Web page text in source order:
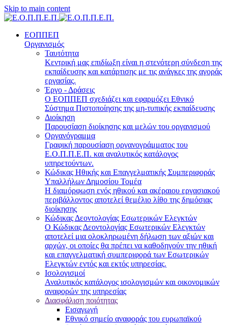
Skip to main content
ΕΟΠΠΕΠ
Οργανισμός
Ταυτότητα
Κεντρική μας επιδίωξη είναι η στενότερη σύνδεση της
εκπαίδευσης και κατάρτισης με τις ανάγκες της αγοράς
εργασίας.
Έργο - Δράσεις
Ο ΕΟΠΠΕΠ σχεδιάζει και εφαρμόζει Eθνικό
Σύστημα Πιστοποίησης της μη-τυπικής εκπαίδευσης
Διοίκηση
Παρουσίαση διοίκησης και μελών του οργανισμού
Οργανόγραμμα
Γραφική παρουσίαση οργανογράμματος του
Ε.Ο.Π.Π.Ε.Π. και αναλυτικός κατάλογος
υπηρετούντων.
Κώδικας Ηθικής και Επαγγελματικής Συμπεριφοράς
Υπαλλήλων Δημοσίου Τομέα
Η διαμόρφωση ενός ηθικού και ακέραιου εργασιακού
περιβάλλοντος αποτελεί θεμέλιο λίθο της δημόσιας
διοίκησης
Κώδικας Δεοντολογίας Εσωτερικών Ελεγκτών
Ο Κώδικας Δεοντολογίας Εσωτερικών Ελεγκτών
αποτελεί μια ολοκληρωμένη δήλωση των αξιών και
αρχών, οι οποίες θα πρέπει να καθοδηγούν την ηθική
και επαγγελματική συμπεριφορά των Εσωτερικών
Ελεγκτών εντός και εκτός υπηρεσίας.
Ισολογισμοί
Αναλυτικός κατάλογος ισολογισμών και οικονομικών
αναφορών της υπηρεσίας
Διασφάλιση ποιότητας
Εισαγωγή
Εθνικό σημείο αναφοράς του ευρωπαϊκού